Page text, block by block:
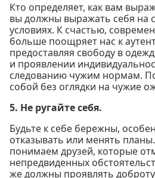
Кто определяет, как вам
вы должны выражать себя на
условиях. К счастью,
больше поощряет нас к
предоставляя свободу в
и проявлении
следованию чужим нормам.
собой без оглядки на чужие
5. Не ругайте себя.
Будьте к себе бережны,
отказывать или менять
понимаем друзей, которые
непредвиденных
же должны проявлять